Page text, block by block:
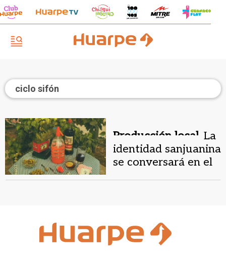
ciclo sifón
Producción local. La
identidad sanjuanina
se conversará en el